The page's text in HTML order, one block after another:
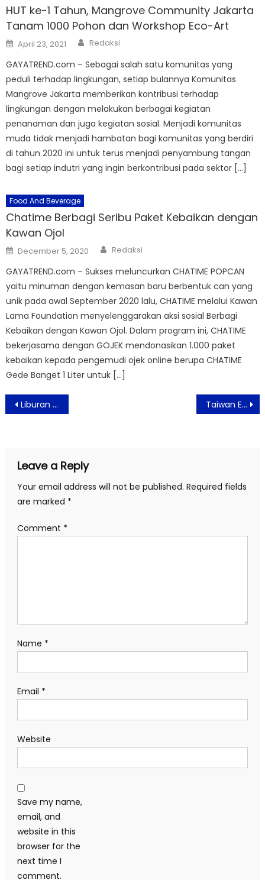
HUT ke-1 Tahun, Mangrove Community Jakarta
Tanam 1000 Pohon dan Workshop Eco-Art
Posted
on
April 23, 2021 Author
Redaksi
GAYATREND.com – Sebagai salah satu komunitas yang
peduli terhadap lingkungan, setiap bulannya Komunitas
Mangrove Jakarta memberikan kontribusi terhadap
lingkungan dengan melakukan berbagai kegiatan
penanaman dan juga kegiatan sosial. Menjadi komunitas
muda tidak menjadi hambatan bagi komunitas yang berdiri
di tahun 2020 ini untuk terus menjadi penyambung tangan
bagi setiap indutri yang ingin berkontribusi pada sektor […]
Food And Beverage
Chatime Berbagi Seribu Paket Kebaikan dengan
Kawan Ojol
Posted
on
December 5, 2020 Author
Redaksi
GAYATREND.com – Sukses meluncurkan CHATIME POPCAN
yaitu minuman dengan kemasan baru berbentuk can yang
unik pada awal September 2020 lalu, CHATIME melalui Kawan
Lama Foundation menyelenggarakan aksi sosial Berbagi
Kebaikan dengan Kawan Ojol. Dalam program ini, CHATIME
bekerjasama dengan GOJEK mendonasikan 1.000 paket
kebaikan kepada pengemudi ojek online berupa CHATIME
Gede Banget 1 Liter untuk […]
Post
navigation
Liburan Akhir Tahun Istimewa di ASTON Bogor & Resort Taiwan Expo 2021 Online, Hadirkan Solusi dan Transformasi Teknologi Untuk Indonesia
Leave a Reply
Your email address will not be published. Required fields
are marked *
Comment *
Name *
Email *
Website
Save my name,
email, and
website in this
browser for the
next time I
comment.